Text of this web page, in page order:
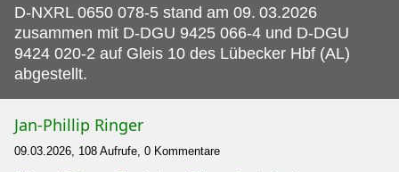
D-NXRL 0650 078-5 stand am 09. 03.2026
zusammen mit D-DGU 9425 066-4 und D-DGU
9424 020-2 auf Gleis 10 des Lübecker Hbf (AL)
abgestellt.
Jan-Phillip Ringer
09.03.2026, 108 Aufrufe, 0 Kommentare